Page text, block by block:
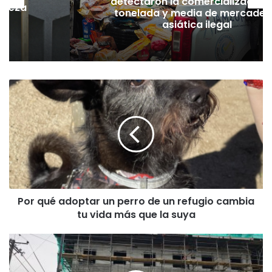
tonelada y media de mercadería
asiática ilegal
P
o
r
q
u
é
a
d
o
r
u
n
Por qué adoptar un perro de un refugio cambia
tu vida más que la suya
O
b
r